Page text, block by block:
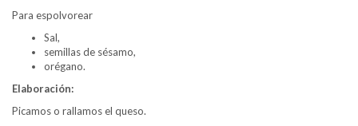
Para espolvorear
Sal,
semillas de sésamo,
orégano.
Elaboración:
Picamos o rallamos el queso.